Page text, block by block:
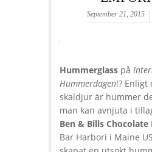
September 21, 2015
Hummerglass på
Hummerdagen!? Enligt
skaldjur är hummer
man kan avnjuta i
Ben & Bills
Bar Harbori i Maine